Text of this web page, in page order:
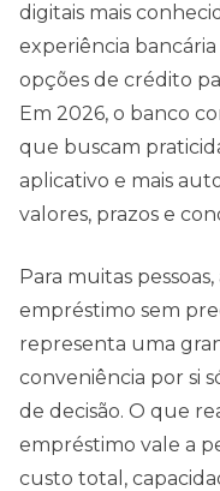
digitais mais
experiência
opções de crédito
Em 2026, o banco
que buscam
aplicativo e mais
valores, prazos e
Para muitas
empréstimo sem
representa uma
conveniência por si
de decisão. O que
empréstimo vale a
custo total,